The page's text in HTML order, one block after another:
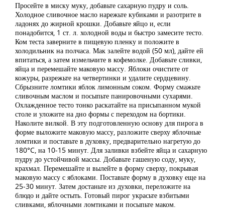
Просейте в миску муку, добавьте сахарную пудру и соль.
Холодное сливочное масло нарежьте кубиками и разотрите в
ладонях до жирной крошки. Добавьте яйцо и, если
понадобится, 1 ст. л. холодной воды и быстро замесите тесто.
Ком теста заверните в пищевую пленку и положите в
холодильник на полчаса. Мак залейте водой (50 мл), дайте ей
впитаться, а затем измельчите в кофемолке. Добавьте сливки,
яйца и перемешайте маковую массу. Яблоки очистите от
кожуры, разрежьте на четвертинки и удалите сердцевину.
Сбрызните ломтики яблок лимонным соком. Форму смажьте
сливочным маслом и посыпьте панировочными сухарями.
Охлажденное тесто тонко раскатайте на присыпанном мукой
столе и уложите на дно формы с переходом на бортики.
Наколите вилкой. В эту подготовленную основу для пирога в
форме выложите маковую массу, разложите сверху яблочные
ломтики и поставьте в духовку, предварительно нагретую до
180°C, на 10-15 минут. Для заливки взбейте яйца и сахарную
пудру до устойчивой массы. Добавьте гашеную соду, муку,
крахмал. Перемешайте и вылейте в форму сверху, покрывая
маковую массу с яблоками. Поставьте форму в духовку еще на
25-30 минут. Затем достаньте из духовки, переложите на
блюдо и дайте остыть. Готовый пирог украсьте взбитыми
сливками, яблочными ломтиками и посыпьте маком.